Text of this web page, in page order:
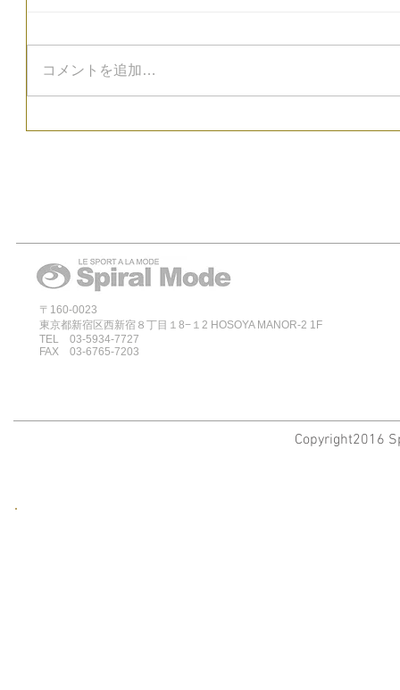
コメントを追加…
〒160-0023
東京都新宿区西新宿８丁目１8−１2 HOSOYA MANOR-2 1F
TEL 03-5934-7727
FAX 03-6765-7203
Copyright2016